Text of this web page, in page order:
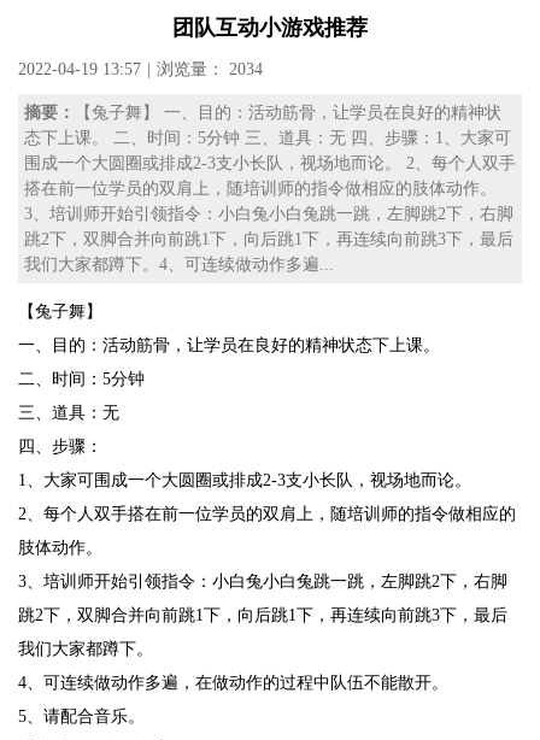
团队互动小游戏推荐
2022-04-19 13:57 浏览量： 2034
摘要：
【兔子舞】 一、目的：活动筋骨，让学员在良好的精神状
态下上课。 二、时间：5分钟 三、道具：无 四、步骤：1、大家可
围成一个大圆圈或排成2-3支小长队，视场地而论。 2、每个人双手
搭在前一位学员的双肩上，随培训师的指令做相应的肢体动作。
3、培训师开始引领指令：小白兔小白兔跳一跳，左脚跳2下，右脚
跳2下，双脚合并向前跳1下，向后跳1下，再连续向前跳3下，最后
我们大家都蹲下。4、可连续做动作多遍...
【兔子舞】
一、目的：活动筋骨，让学员在良好的精神状态下上课。
二、时间：5分钟
三、道具：无
四、步骤：
1、大家可围成一个大圆圈或排成2-3支小长队，视场地而论。
2、每个人双手搭在前一位学员的双肩上，随培训师的指令做相应的
肢体动作。
3、培训师开始引领指令：小白兔小白兔跳一跳，左脚跳2下，右脚
跳2下，双脚合并向前跳1下，向后跳1下，再连续向前跳3下，最后
我们大家都蹲下。
4、可连续做动作多遍，在做动作的过程中队伍不能散开。
5、请配合音乐。